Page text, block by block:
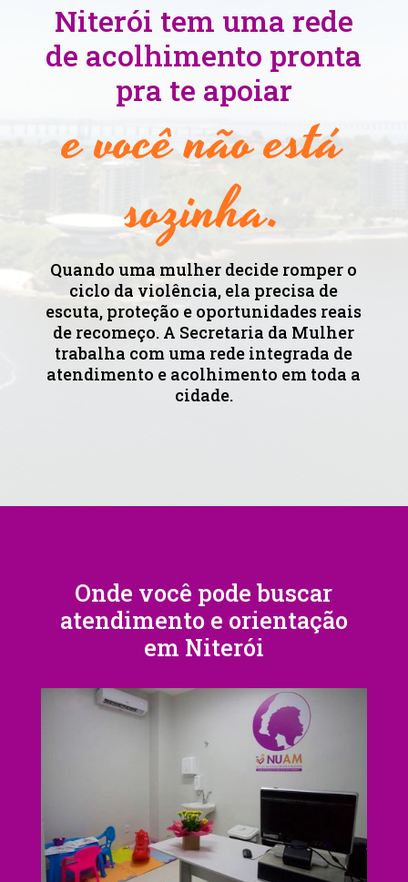
Niterói tem uma rede
de acolhimento pronta
pra te apoiar
e você não está
sozinha.
Quando uma mulher decide romper o
ciclo da violência, ela precisa de
escuta, proteção e oportunidades reais
de recomeço. A Secretaria da Mulher
trabalha com uma rede integrada de
atendimento e acolhimento em toda a
cidade.
Onde você pode buscar
atendimento e orientação
em Niterói